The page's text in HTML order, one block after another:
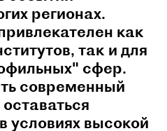
регионах.
как
так и для
сфер.
современный
условиях высокой